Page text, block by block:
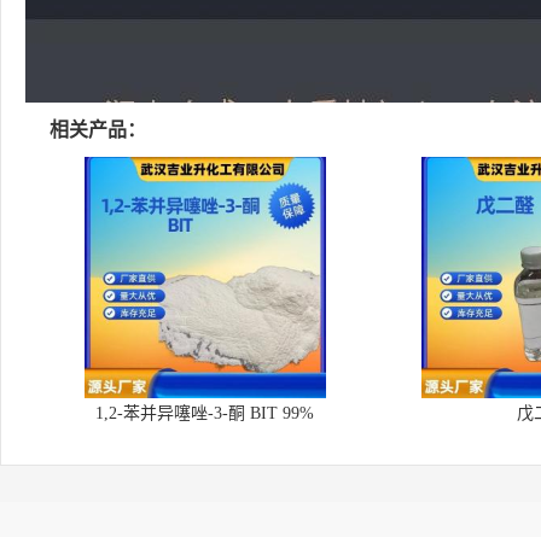
相关产品：
1,2-苯并异噻唑-3-酮 BIT 99% 戊